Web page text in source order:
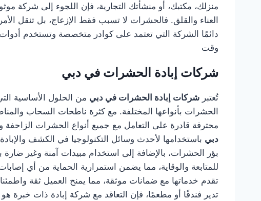
منزلك، مكتبك، أو منشأتك التجارية، فإن اللجوء إلى شركة
العناء والقلق. فالحشرات لا تسبب فقط الإزعاج، بل تنقل
دائمًا الشركة التي تعتمد على كوادر متخصصة وتستخدم
وقت
شركات إبادة الحشرات في دبي
تُعتبرشركات إبادة الحشرات في دبي من الحلول الأساسية
الحشرات بأنواعها المختلفة. مع كثرة ناطحات السحاب
محترفة قادرة على التعامل مع جميع أنواع الحشرات الزاحفة
دبي باستخدامها لأحدث وسائل التكنولوجيا في الكشف
بؤر الحشرات، بالإضافة إلى استخدام مبيدات آمنة وغير
للمتابعة والوقاية، مما يضمن استمرارية الحماية من أي
تقدم خدماتها مع ضمانات موثقة، مما يمنح العميل ثقة
تدير فندقًا أو مطعمًا، فإن التعاقد مع شركة إبادة ذات خبرة